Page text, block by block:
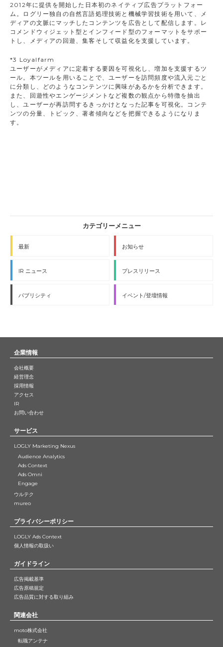
2012年に提供を開始した日本初のネイティブ広告プラットフォー
ム。ログリー独自の自然言語処理技術と機械学習技術を用いて、メ
ディアの文脈にマッチしたコンテンツを広告として配信します。レ
コメンドウィジェット型とインフィード型のフォーマットをサポー
トし、メディアの回遊、集客そして収益化を支援しています。
*3 Loyalfarm
ユーザーがメディアに定着する要因を可視化し、増加を支援するツ
ール。本ツールを用いることで、ユーザーを訪問頻度や流入元ごと
に分類し、どのようなコンテンツに興味があるかを分析できます。
また、回遊性やエンゲージメントなど複数の観点から特徴を抽出
し、ユーザーが再訪問するきっかけとなった記事を可視化。コンテ
ンツの分量、トピック、著者傾向などを把握できるようになりま
す。
最新 お知らせ
IR ニュース プレスリリース
パブリシティ イベント/登壇情報
企業情報
会社概要
経営理念
採用情報
アクセス
IR
お問い合わせ
サービス
LOGLY Marketing Nexus
Audience Analytics
Ads Context
Ads Omni
Engage
ウルテク
mureo
プライバシーポリシー
LOGLY Ads Context
個人情報の取扱い
ガイドライン
広告掲載基準
広告原稿規定
広告品質に対する取り組み
関連会社
moto株式会社
転職アンテナ